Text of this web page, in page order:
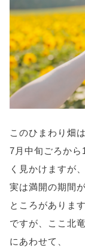
このひまわり畑
7月中旬ごろから
く見かけますが、
実は満開の期間
ところがあります
ですが、ここ北
にあわせて、